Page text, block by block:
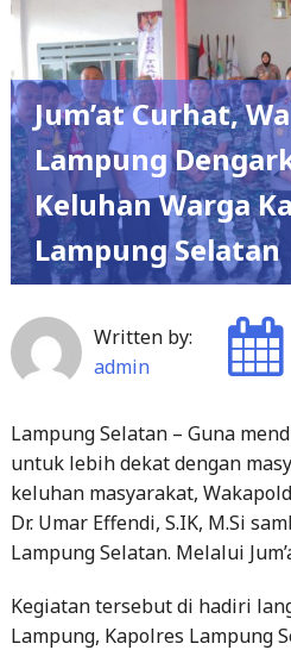
Jum’at Curhat,
Lampung
Keluhan Warga
Lampung Selatan
Written by:
admin
Lampung Selatan – Guna
untuk lebih dekat dengan
keluhan masyarakat,
Dr. Umar Effendi, S.IK, M.Si
Lampung Selatan. Melalui
Kegiatan tersebut di hadiri
Lampung, Kapolres Lampung